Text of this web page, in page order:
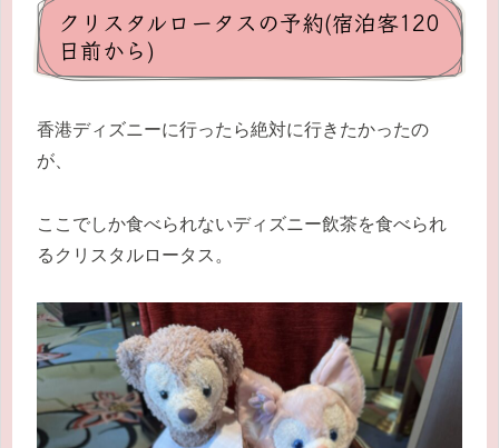
クリスタルロータスの予約(宿泊客120
日前から)
香港ディズニーに行ったら絶対に行きたかったの
が、
ここでしか食べられないディズニー飲茶を食べられ
るクリスタルロータス。